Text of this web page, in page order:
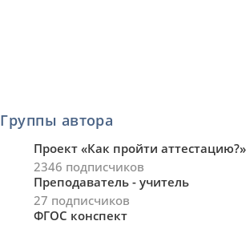
Группы автора
Проект «Как пройти аттестацию?»
2346 подписчиков
Преподаватель - учитель
27 подписчиков
ФГОС конспект